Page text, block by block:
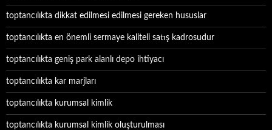
toptancılıkta dikkat edilmesi edilmesi gereken hususlar
toptancılıkta en önemli sermaye kaliteli satış kadrosudur
toptancılıkta geniş park alanlı depo ihtiyacı
toptancılıkta kar marjları
toptancılıkta kurumsal kimlik
toptancılıkta kurumsal kimlik oluşturulması